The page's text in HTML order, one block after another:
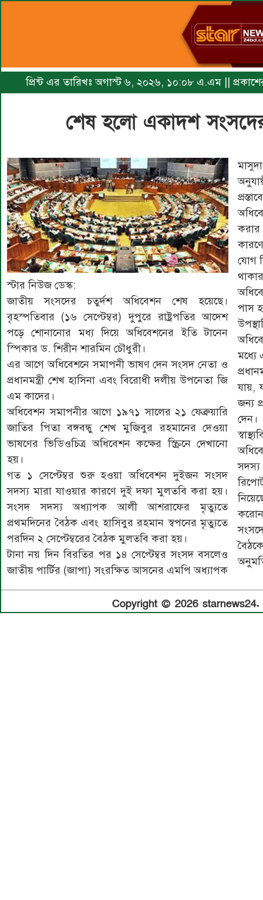
প্রিন্ট এর তারিখঃ অগাস্ট ৬, ২০২৬, ১০:০৮ এ.এম ||
শেষ হলো একাদশ
স্টার নিউজ ডেস্ক:
জাতীয় সংসদের চতুর্দশ অধিবেশন শেষ হয়েছে।
বৃহস্পতিবার (১৬ সেপ্টেম্বর) দুপুরে রাষ্ট্রপতির আদেশ
পড়ে শোনানোর মধ্য দিয়ে অধিবেশনের ইতি টানেন
স্পিকার ড. শিরীন শারমিন চৌধুরী।
এর আগে অধিবেশনে সমাপনী ভাষণ দেন সংসদ নেতা ও
প্রধানমন্ত্রী শেখ হাসিনা এবং বিরোধী দলীয় উপনেতা জি
এম কাদের।
অধিবেশন সমাপনীর আগে ১৯৭১ সালের ২১ ফেব্রুয়ারি
জাতির পিতা বঙ্গবন্ধু শেখ মুজিবুর রহমানের দেওয়া
ভাষণের ভিডিওচিত্র অধিবেশন কক্ষের স্ক্রিনে দেখানো
হয়।
গত ১ সেপ্টেম্বর শুরু হওয়া অধিবেশন দুইজন সংসদ
সদস্য মারা যাওয়ার কারণে দুই দফা মুলতবি করা হয়।
সংসদ সদস্য অধ্যাপক আলী আশরাফের মৃত্যুতে
প্রথমদিনের বৈঠক এবং হাসিবুর রহমান স্বপনের মৃত্যুতে
পরদিন ২ সেপ্টেম্বরের বৈঠক মুলতবি করা হয়।
টানা নয় দিন বিরতির পর ১৪ সেপ্টেম্বর সংসদ বসলেও
জাতীয় পার্টির (জাপা) সংরক্ষিত আসনের এমপি অধ্যাপক
করার
যোগ
পাস
মধ্যে
যায়,
জন্য
দেন।
Copyright © 2026